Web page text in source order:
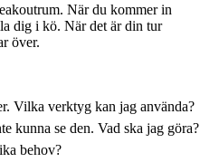
När du kommer in
dig i kö. När det är din tur
över.
Vilka verktyg kan jag använda?
kunna se den. Vad ska jag göra?
behov?